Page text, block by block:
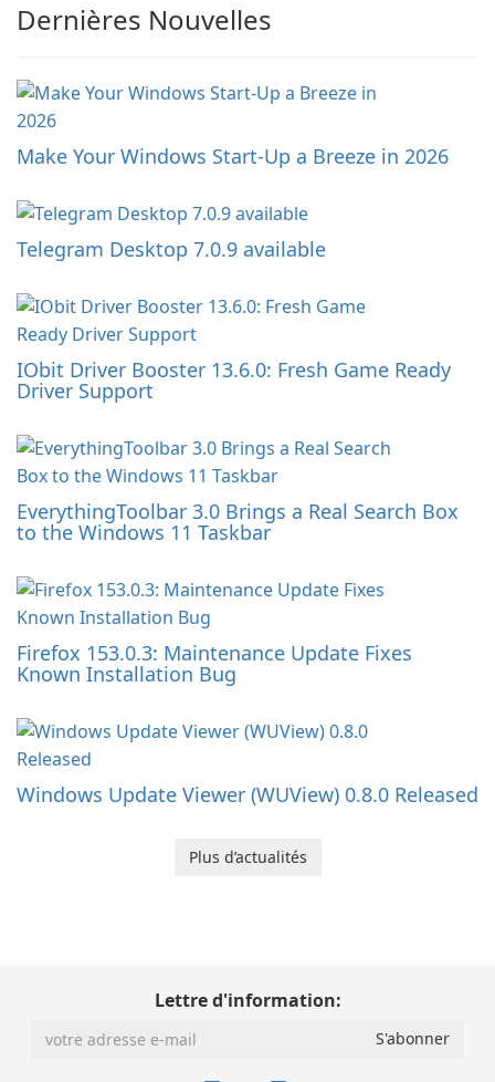
Dernières Nouvelles
Make Your Windows Start-Up a Breeze in 2026
Telegram Desktop 7.0.9 available
IObit Driver Booster 13.6.0: Fresh Game Ready
Driver Support
EverythingToolbar 3.0 Brings a Real Search Box
to the Windows 11 Taskbar
Firefox 153.0.3: Maintenance Update Fixes
Known Installation Bug
Windows Update Viewer (WUView) 0.8.0 Released
Plus d’actualités
Lettre d'information: